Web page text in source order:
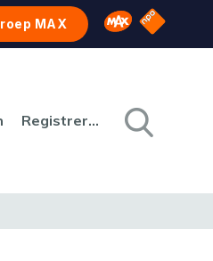
MAX Omroep MAX
NPO
Registreren